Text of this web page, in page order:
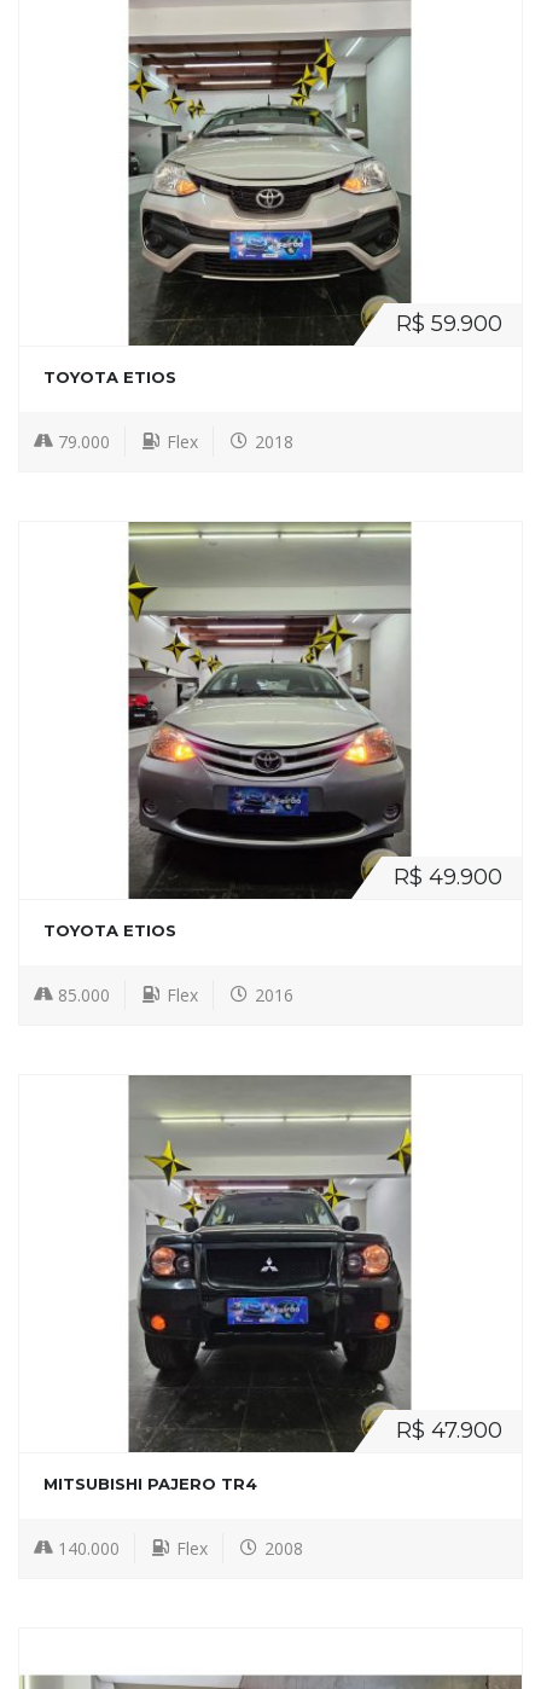
R$ 59.900
TOYOTA ETIOS
79.000 Flex 2018
R$ 49.900
TOYOTA ETIOS
85.000 Flex 2016
R$ 47.900
MITSUBISHI PAJERO TR4
140.000 Flex 2008